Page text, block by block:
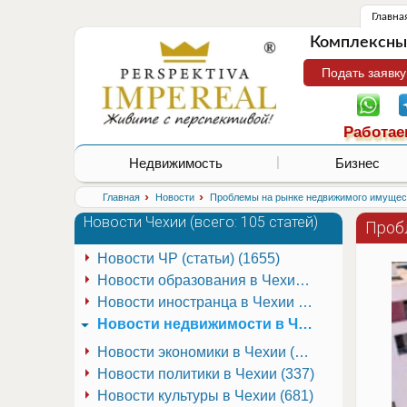
Подать
Недвижимость Бизнес
Главная › Новости › Проблемы на рынке недвижимого
Новости Чехии (всего: 105 статей)
Новости иностранца в Чехии (223)
Новости культуры в Чехии (681)
Новости недвижимости в Чехии (337)
Новости образования в Чехии (251)
Новости политики в Чехии (337)
Новости ЧР (статьи) (1655)
Новости экономики в Чехии (941)